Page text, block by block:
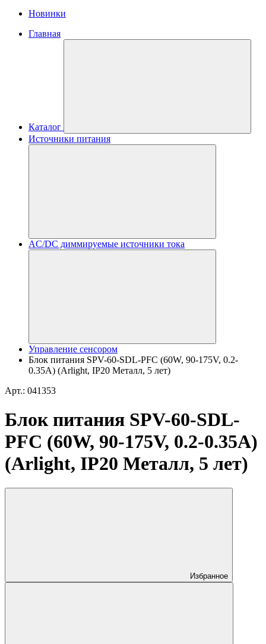
Новинки
Главная
Каталог
Источники питания
AC/DC диммируемые источники тока
Управление сенсором
Блок питания SPV-60-SDL-PFC (60W, 90-175V, 0.2-
0.35A) (Arlight, IP20 Металл, 5 лет)
Арт.: 041353
Блок питания SPV-60-SDL-
PFC (60W, 90-175V, 0.2-0.35A)
(Arlight, IP20 Металл, 5 лет)
Избранное